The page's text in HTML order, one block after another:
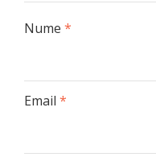
Nume *
Email *